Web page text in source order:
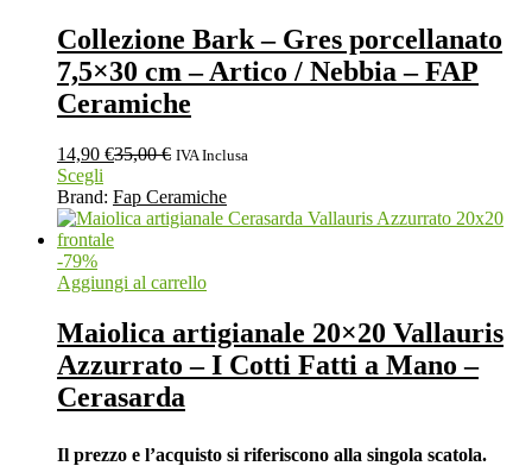
Collezione Bark – Gres porcellanato
7,5×30 cm – Artico / Nebbia – FAP
Ceramiche
14,90 €35,00€ IVA Inclusa
Scegli
Brand: Fap Ceramiche
-79%
Aggiungi al carrello
Maiolica artigianale 20×20 Vallauris
Azzurrato – I Cotti Fatti a Mano –
Cerasarda
Il prezzo e l’acquisto si riferiscono alla singola scatola.